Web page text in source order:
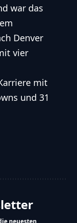
war das
Denver
vier
mit
und 31